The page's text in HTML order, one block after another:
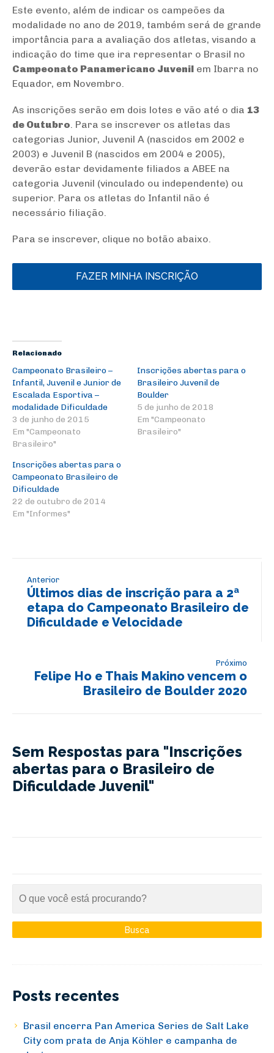
Este evento, além de indicar os campeões da
modalidade no ano de 2019, também será de grande
importância para a avaliação dos atletas, visando a
indicação do time que ira representar o Brasil no
Campeonato Panamericano Juvenil em Ibarra no
Equador, em Novembro.
As inscrições serão em dois lotes e vão até o dia 13
de Outubro. Para se inscrever os atletas das
categorias Junior, Juvenil A (nascidos em 2002 e
2003) e Juvenil B (nascidos em 2004 e 2005),
deverão estar devidamente filiados a ABEE na
categoria Juvenil (vinculado ou independente) ou
superior. Para os atletas do Infantil não é
necessário filiação.
Para se inscrever, clique no botão abaixo.
FAZER MINHA INSCRIÇÃO
Relacionado
Campeonato Brasileiro –
Infantil, Juvenil e Junior de
Escalada Esportiva –
modalidade Dificuldade
3 de junho de 2015
Em "Campeonato
Brasileiro"
Inscrições abertas para o
Brasileiro Juvenil de
Boulder
5 de junho de 2018
Em "Campeonato
Brasileiro"
Inscrições abertas para o
Campeonato Brasileiro de
Dificuldade
22 de outubro de 2014
Em "Informes"
Anterior
Últimos dias de inscrição para a 2ª
etapa do Campeonato Brasileiro de
Dificuldade e Velocidade
Próximo
Felipe Ho e Thais Makino vencem o
Brasileiro de Boulder 2020
Sem Respostas para "Inscrições
abertas para o Brasileiro de
Dificuldade Juvenil"
Posts recentes
Brasil encerra Pan America Series de Salt Lake
City com prata de Anja Köhler e campanha de